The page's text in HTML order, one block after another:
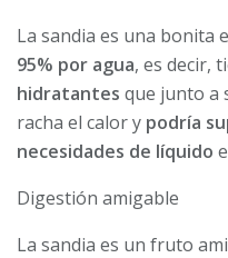
La sandia es una bonita
95% por agua, es decir,
hidratantes que junto a
racha el calor y podría
necesidades de líquido
Digestión amigable
La sandia es un fruto